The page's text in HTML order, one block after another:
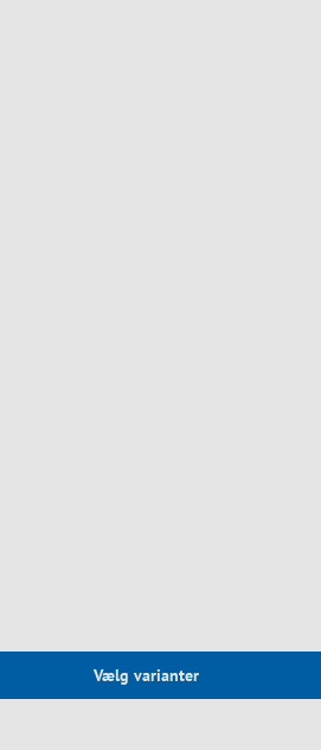
Vælg varianter